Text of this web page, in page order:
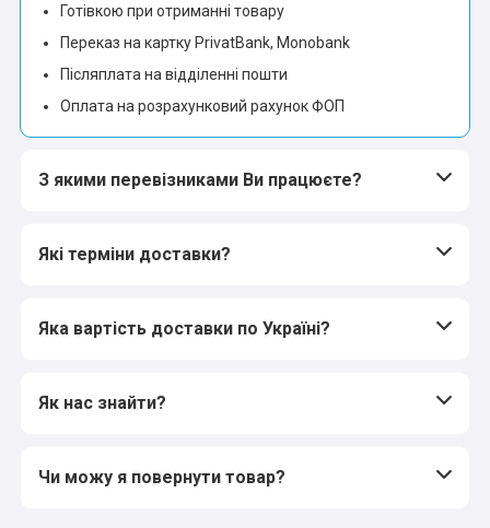
Готівкою при отриманні товару
Переказ на картку PrivatBank, Monobank
Післяплата на відділенні пошти
Оплата на розрахунковий рахунок ФОП
З якими перевізниками Ви працюєте?
Які терміни доставки?
Яка вартість доставки по Україні?
Як нас знайти?
Чи можу я повернути товар?